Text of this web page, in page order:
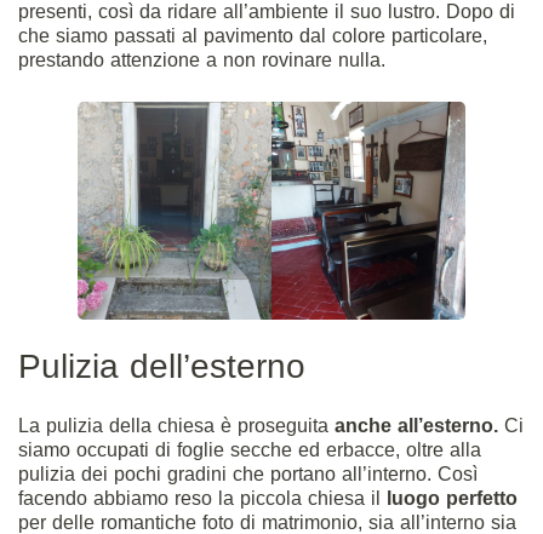
presenti, così da ridare all’ambiente il suo lustro. Dopo di
che siamo passati al pavimento dal colore particolare,
prestando attenzione a non rovinare nulla.
Pulizia dell’esterno
La pulizia della chiesa è proseguita anche all’esterno. Ci
siamo occupati di foglie secche ed erbacce, oltre alla
pulizia dei pochi gradini che portano all’interno. Così
facendo abbiamo reso la piccola chiesa il
luogo perfetto
per delle romantiche foto di matrimonio, sia all’interno sia